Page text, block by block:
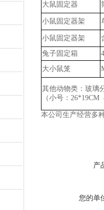
大鼠固定器
小鼠固定器架
小鼠固定器架
兔子固定箱
大小鼠笼
其他动物类：玻璃
（小号： 26*19CM
本公司生产经营多
产
您的单